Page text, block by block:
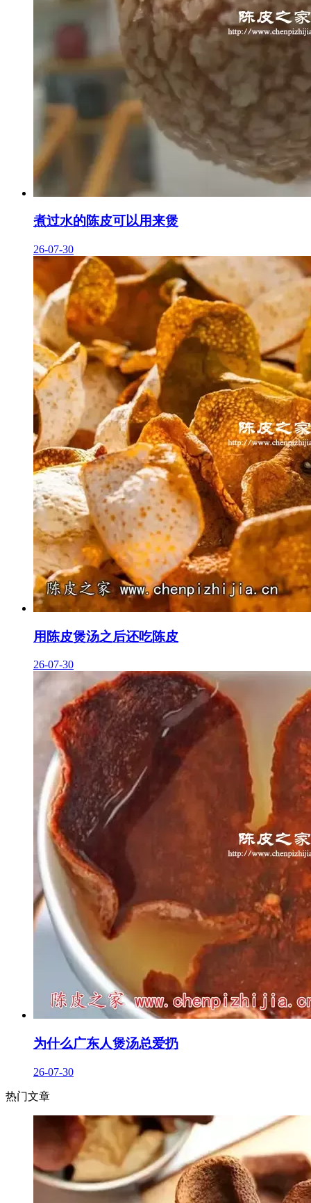
煮过水的陈皮可以用来煲
26-07-30
用陈皮煲汤之后还吃陈皮
26-07-30
为什么广东人煲汤总爱扔
26-07-30
热门文章